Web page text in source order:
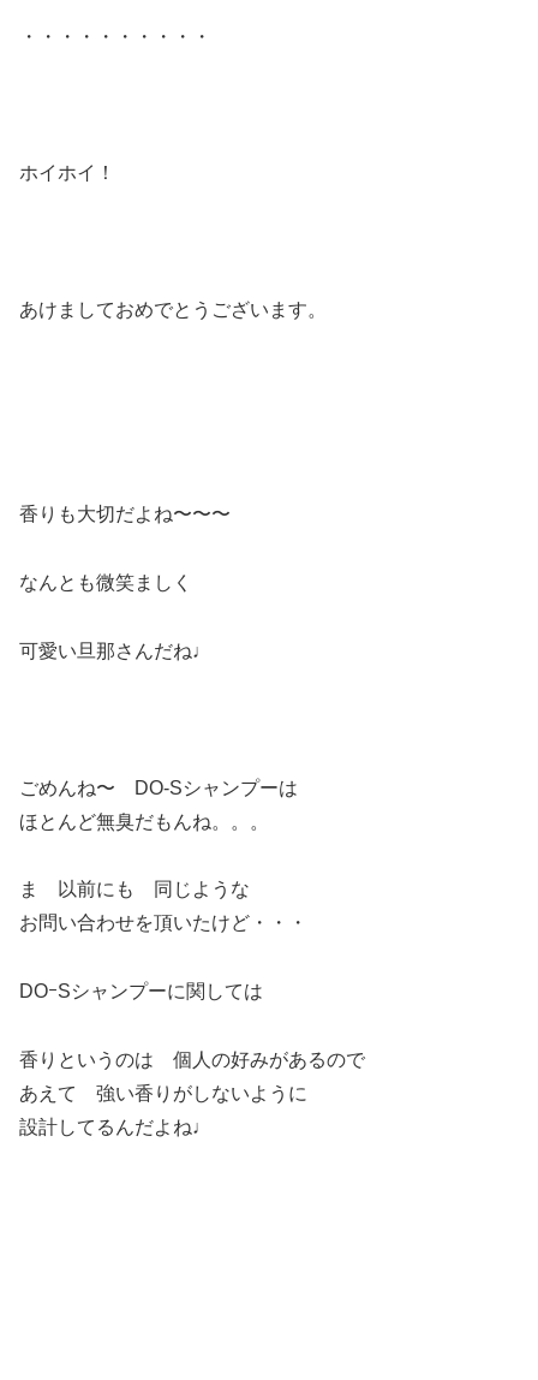
・・・・・・・・・・
ホイホイ！
あけましておめでとうございます。
香りも大切だよね〜〜〜
なんとも微笑ましく
可愛い旦那さんだね♩
ごめんね〜 DO-Sシャンプーは
ほとんど無臭だもんね。。。
ま 以前にも 同じような
お問い合わせを頂いたけど・・・
DOｰSシャンプーに関しては
香りというのは 個人の好みがあるので
あえて 強い香りがしないように
設計してるんだよね♩